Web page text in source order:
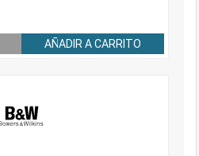
AÑADIR A CARRITO